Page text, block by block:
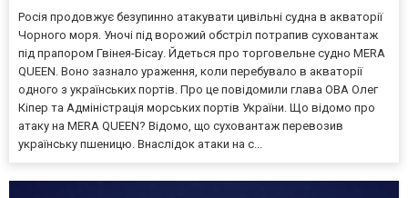
Росія продовжує безупинно атакувати цивільні судна в акваторії
Чорного моря. Уночі під ворожий обстріл потрапив суховантаж
під прапором Гвінея-Бісау. Йдеться про торговельне судно MERA
QUEEN. Воно зазнало ураження, коли перебувало в акваторії
одного з українських портів. Про це повідомили глава ОВА Олег
Кіпер та Адміністрація морських портів України. Що відомо про
атаку на MERA QUEEN? Відомо, що суховантаж перевозив
українську пшеницю. Внаслідок атаки на с...